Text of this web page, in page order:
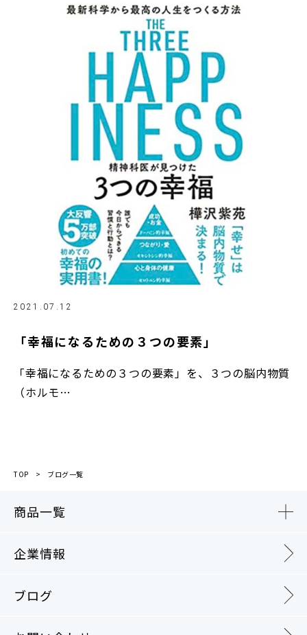
2021.07.12
「幸福になるための３つの要素」
「幸福になるための３つの要素」を、３つの脳内物質
（ホルモ…
TOP ブログ一覧
商品一覧
企業情報
ブログ